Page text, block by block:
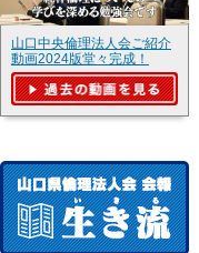
山口中央倫理法人会ご紹介
動画2024版堂々完成！